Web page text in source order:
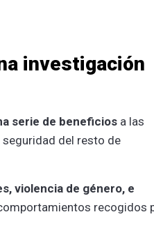
investigación
serie de beneficios a las
del resto de
violencia de género, e
recogidos